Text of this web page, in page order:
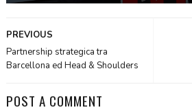
PREVIOUS
Partnership strategica tra
Barcellona ed Head & Shoulders
POST A COMMENT